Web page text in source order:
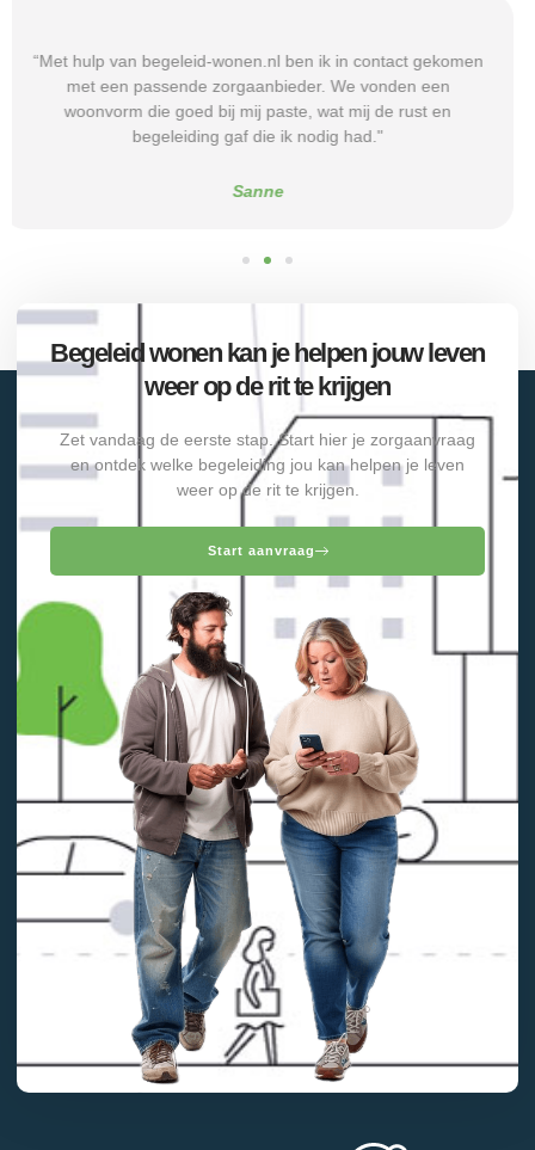
“Via begeleid-wonen.nl kwam ik terecht bij een
zorgaanbieder die echt bij mijn situatie paste. Dat gaf mij
rust, duidelijkheid en het vertrouwen dat ik met de juiste hulp
verder kon.”
Alice
Begeleid wonen kan je helpen jouw leven
weer op de rit te krijgen
Zet vandaag de eerste stap. Start hier je zorgaanvraag
en ontdek welke begeleiding jou kan helpen je leven
weer op de rit te krijgen.
Start aanvraag